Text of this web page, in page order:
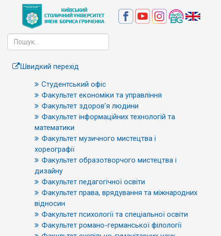
Швидкий перехід
Студентський офіс
Факультет економіки та управління
Факультет здоров’я людини
Факультет інформаційних технологій та
математики
Факультет музичного мистецтва і
хореографії
Факультет образотворчого мистецтва і
дизайну
Факультет педагогічної освіти
Факультет права, врядування та міжнародних
відносин
Факультет психології та спеціальної освіти
Факультет романо-германської філології